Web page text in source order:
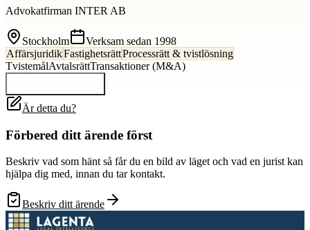
Advokatfirman INTER AB
Stockholm Verksam sedan 1998
AffärsjuridikFastighetsrättProcessrätt & tvistlösning
TvistemålAvtalsrättTransaktioner (M&A)
Är detta du?
Förbered ditt ärende först
Beskriv vad som hänt så får du en bild av läget och vad en jurist kan
hjälpa dig med, innan du tar kontakt.
Beskriv ditt ärende